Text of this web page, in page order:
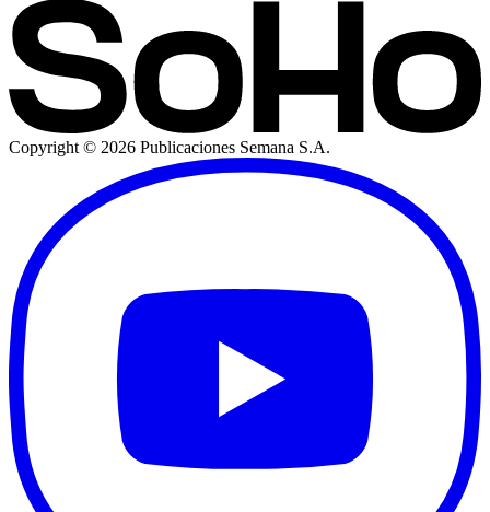
Copyright © 2026 Publicaciones Semana S.A.